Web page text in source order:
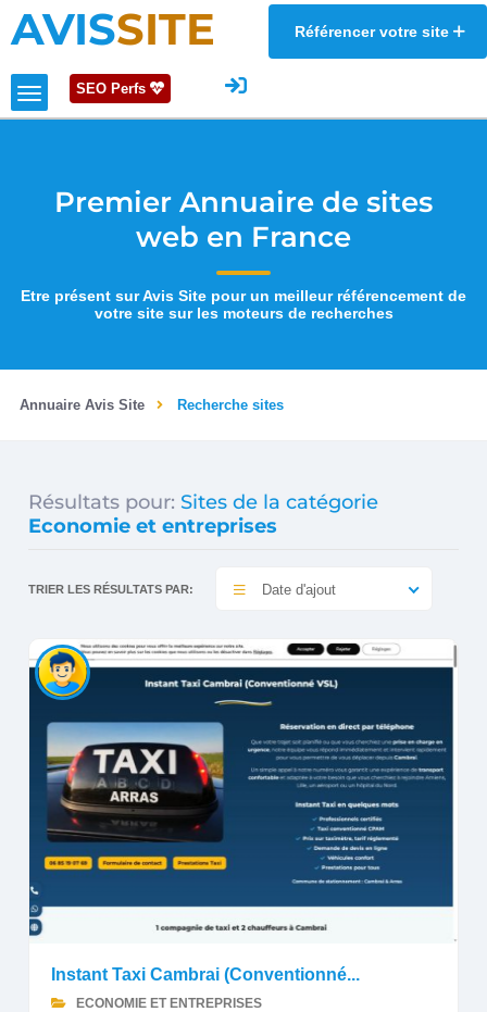
AVISSITE Référencer votre site
SEO Perfs
Premier Annuaire de sites
web en France
Etre présent sur Avis Site pour un meilleur référencement de
votre site sur les moteurs de recherches
Annuaire Avis Site Recherche sites
Résultats pour: Sites de la catégorie
Economie et entreprises
TRIER LES RÉSULTATS PAR: Date d'ajout
Instant Taxi Cambrai (Conventionné...
ECONOMIE ET ENTREPRISES